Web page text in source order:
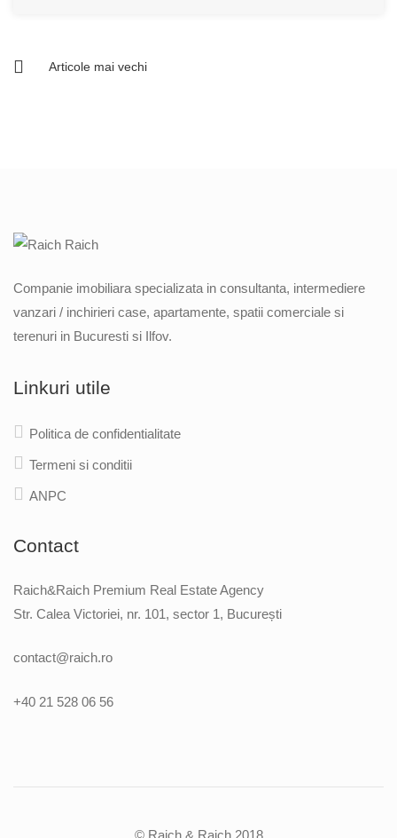
Articole mai vechi
Companie imobiliara specializata in consultanta, intermediere
vanzari / inchirieri case, apartamente, spatii comerciale si
terenuri in Bucuresti si Ilfov.
Linkuri utile
Politica de confidentialitate
Termeni si conditii
ANPC
Contact
Raich&Raich Premium Real Estate Agency
Str. Calea Victoriei, nr. 101, sector 1, București
contact@raich.ro
+40 21 528 06 56
© Raich & Raich 2018